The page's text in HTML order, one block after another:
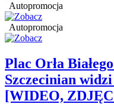
Autopromocja
Autopromocja
Plac Orła
Szczecinian
[WIDEO,